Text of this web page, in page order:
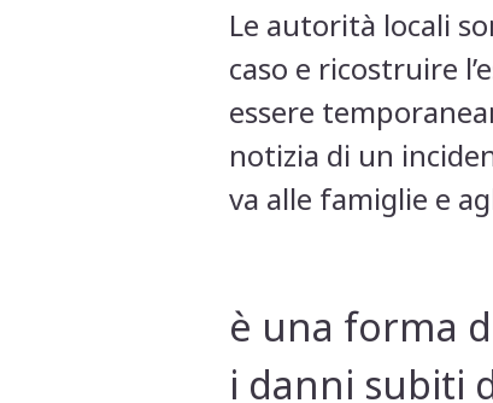
Le autorità locali
caso e ricostruire
essere
notizia di un
va alle famiglie e
è una forma
i danni subiti